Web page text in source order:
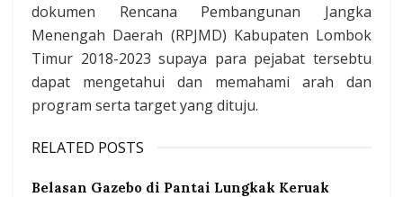
dokumen Rencana Pembangunan Jangka
Menengah Daerah (RPJMD) Kabupaten Lombok
Timur 2018-2023 supaya para pejabat tersebtu
dapat mengetahui dan memahami arah dan
program serta target yang dituju.
RELATED POSTS
Belasan Gazebo di Pantai Lungkak Keruak